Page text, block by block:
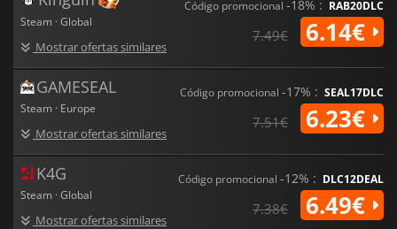
Steam · Global
Mostrar ofertas similares
Código promocional -18% : RAB20DLC
7.49€ 6.14€
GAMESEAL
Steam · Europe
Mostrar ofertas similares
Código promocional -17% : SEAL17DLC
7.51€ 6.23€
K4G
Steam · Global
Mostrar ofertas similares
Código promocional -12% : DLC12DEAL
7.38€ 6.49€